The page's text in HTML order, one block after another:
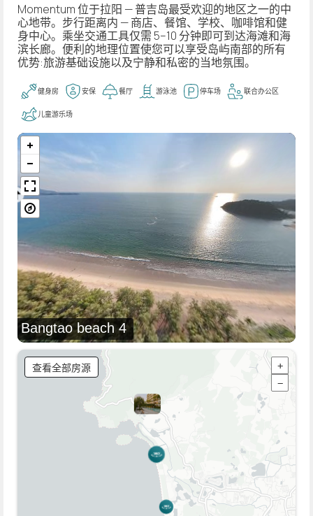
Momentum 位于拉阳 — 普吉岛最受欢迎的地区之一的中
心地带。步行距离内 — 商店、餐馆、学校、咖啡馆和健
身中心。乘坐交通工具仅需 5–10 分钟即可到达海滩和海
滨长廊。便利的地理位置使您可以享受岛屿南部的所有
优势:旅游基础设施以及宁静和私密的当地氛围。
健身房 安保 餐厅 游泳池 停车场 联合办公区
儿童游乐场
Bangtao beach 4
查看全部房源
+
−